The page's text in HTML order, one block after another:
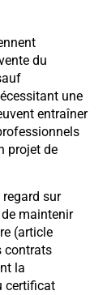
du
une
entraîner
projet de
sur
maintenir
(article
contrats
la
certificat